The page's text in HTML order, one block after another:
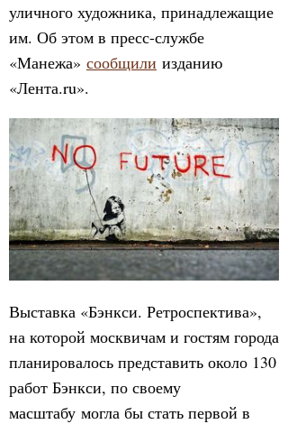
уличного художника, принадлежащие
им. Об этом в пресс-службе
«Манежа» сообщили изданию
«Лента.ru».
Выставка «Бэнкси. Ретроспектива»,
на которой москвичам и гостям города
планировалось представить около 130
работ Бэнкси, по своему
масштабу могла бы стать первой в